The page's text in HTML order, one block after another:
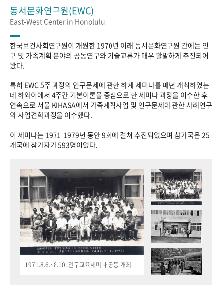
동서문화연구원(EWC)
East-West Center in Honolulu
한국보건사회연구원이 개원한 1970년 이래 동서문화연구원 간에는 인
구 및 가족계획 분야의 공동연구와 기술교류가 매우 활발하게 추진되어
왔다.
특히 EWC 5주 과정의 인구문제에 관한 하계 세미나를 매년 개최하였는
데 하와이에서 4주간 기본이론을 중심으로 한 세미나 과정을 이수한 후
연속으로 서울 KIHASA에서 가족계획사업 및 인구문제에 관한 사례연구
와 사업견학과정을 이수했다.
이 세미나는 1971-1979년 동안 9회에 걸쳐 추진되었으며 참가국은 25
개국에 참가자가 593명이었다.
1971.8.6.~8.10. 인구교육세미나 공동 개최